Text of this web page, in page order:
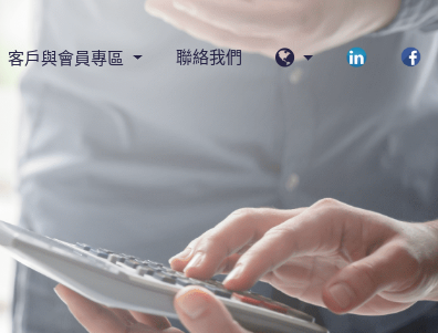
客戶與會員專區 聯絡我們